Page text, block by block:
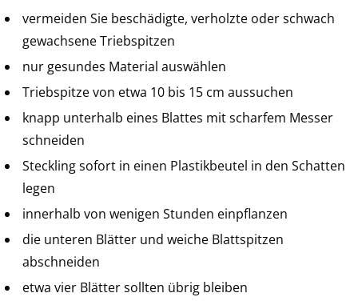
vermeiden Sie beschädigte, verholzte oder schwach
gewachsene Triebspitzen
nur gesundes Material auswählen
Triebspitze von etwa 10 bis 15 cm aussuchen
knapp unterhalb eines Blattes mit scharfem Messer
schneiden
Steckling sofort in einen Plastikbeutel in den Schatten
legen
innerhalb von wenigen Stunden einpflanzen
die unteren Blätter und weiche Blattspitzen
abschneiden
etwa vier Blätter sollten übrig bleiben